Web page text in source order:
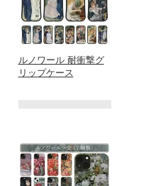
ルノワール 耐衝撃グ
リップケース